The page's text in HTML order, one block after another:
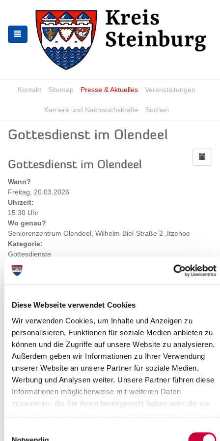
Diese Webseite verwendet Cookies
Wir verwenden Cookies, um Inhalte und Anzeigen zu
personalisieren, Funktionen für soziale Medien anbieten zu
können und die Zugriffe auf unsere Website zu analysieren.
Außerdem geben wir Informationen zu Ihrer Verwendung
unserer Website an unsere Partner für soziale Medien,
Werbung und Analysen weiter. Unsere Partner führen diese
Informationen möglicherweise mit weiteren Daten
zusammen, die Sie ihnen bereitgestellt haben oder die sie
springen
springen
Kontakt Sitemap Presse & Aktuelles Veranstaltungen
Karriere und Nachwuchskräfte Suchen
Gottesdienst im Olendeel
Gottesdienst im Olendeel
Wann?
Freitag, 20.03.2026
Uhrzeit:
15:30 Uhr
Wo genau?
Seniorenzentrum Olendeel, Wilhelm-Biel-Straße 2 ,Itzehoe
Kategorie:
Gottesdienste